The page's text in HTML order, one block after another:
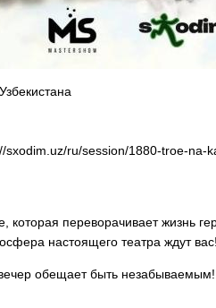
ru/session/1880-troe-na-
которая переворачивает жизнь
настоящего театра ждут вас!
обещает быть незабываемым!